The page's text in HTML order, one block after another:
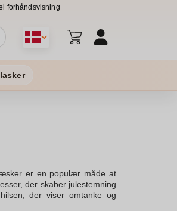
forhåndsvisning
er en populær måde at
der skaber julestemning
der viser omtanke og